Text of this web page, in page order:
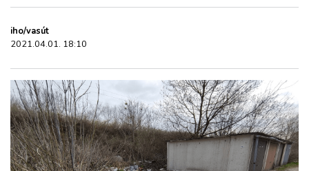
ZÖLDÚT
HAJÓZÁS
iho/vasút
2021.04.01. 18:10